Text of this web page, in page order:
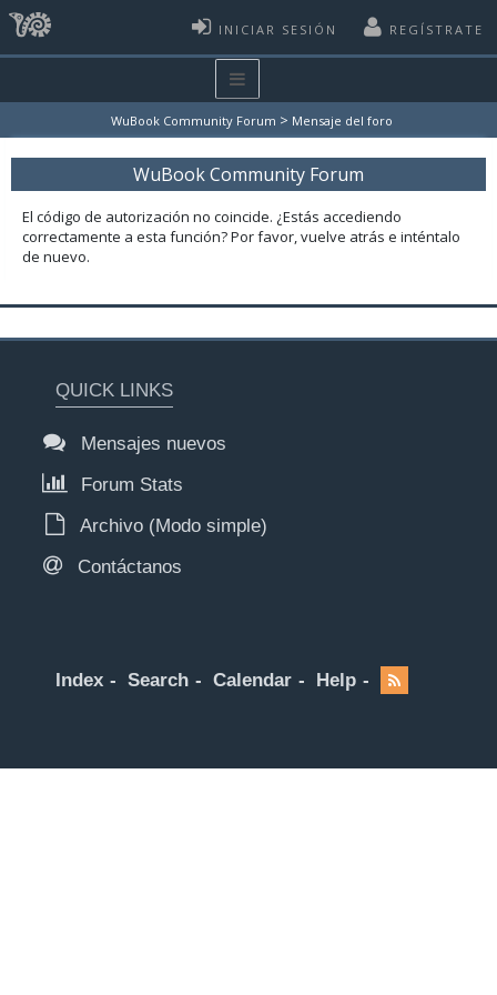
INICIAR SESIÓN REGÍSTRATE
WuBook Community Forum > Mensaje del foro
WuBook Community Forum
El código de autorización no coincide. ¿Estás accediendo
correctamente a esta función? Por favor, vuelve atrás e inténtalo
de nuevo.
QUICK LINKS
Mensajes nuevos
Forum Stats
Archivo (Modo simple)
Contáctanos
Index Search Calendar Help